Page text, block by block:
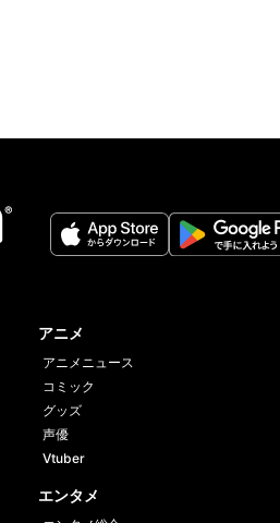
アニメ
アニメニュース
コミック
グッズ
声優
Vtuber
エンタメ